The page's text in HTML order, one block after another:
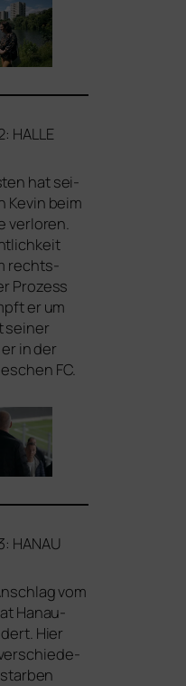
HALLE
hat sei­
Kevin beim
ver­lo­ren.
rechts­
Prozess
er um
sei­ner
in der
FC.
HANAU
vom
Hanau-
Hier